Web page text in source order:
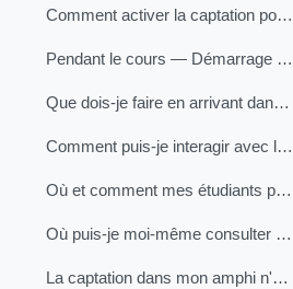
Comment activer la captation pour certains enseignements et pas pour d'autres
Pendant le cours — Démarrage et vérification de la...
Que dois-je faire en arrivant dans l'amphi ?
Comment puis-je interagir avec les étudiants assistant au direct à distance ?
Où et comment mes étudiants pourront-ils assister à distance à mes cours en amphi ?
Où puis-je moi-même consulter mon cours ?
La captation dans mon amphi n'est pas opérationnelle, que dois-je faire ou vérifier ?